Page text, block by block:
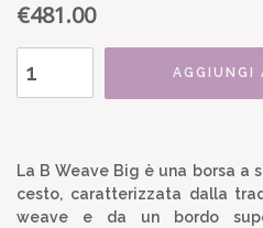
€481.00
AGGIUNGI
La B Weave Big è una borsa a
cesto, caratterizzata dalla
weave e da un bordo